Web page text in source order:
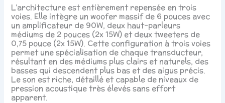
L’architecture est entièrement repensée en trois
voies. Elle intègre un woofer massif de 6 pouces avec
un amplificateur de 90W, deux haut-parleurs
médiums de 2 pouces (2x 15W) et deux tweeters de
0,75 pouce (2x 15W). Cette configuration à trois voies
permet une spécialisation de chaque transducteur,
résultant en des médiums plus clairs et naturels, des
basses qui descendent plus bas et des aigus précis.
Le son est riche, détaillé et capable de niveaux de
pression acoustique très élevés sans effort
apparent.